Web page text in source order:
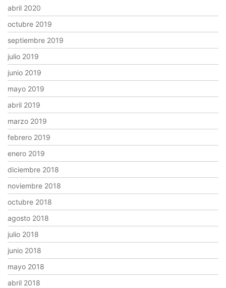
abril 2020
octubre 2019
septiembre 2019
julio 2019
junio 2019
mayo 2019
abril 2019
marzo 2019
febrero 2019
enero 2019
diciembre 2018
noviembre 2018
octubre 2018
agosto 2018
julio 2018
junio 2018
mayo 2018
abril 2018